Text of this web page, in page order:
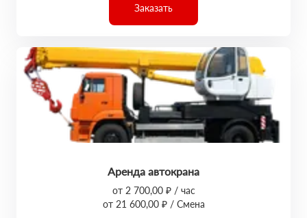
Заказать
Аренда автокрана
от 2 700,00 ₽ / час
от 21 600,00 ₽ / Смена